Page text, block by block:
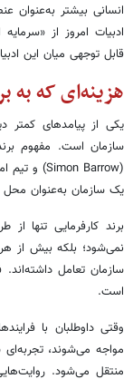
انسانی بیشتر به‌عنوان
ادبیات امروز از
قابل توجهی میان این
هزینه‌ای که به
یکی از پیامدهای کمتر
سازمان است. مفهوم
یک سازمان به‌عنوان محل
برند کارفرمایی تنها
نمی‌شود؛ بلکه بیش از
سازمان تعامل
است.
مواجه می‌شوند،
منتقل می‌شود.